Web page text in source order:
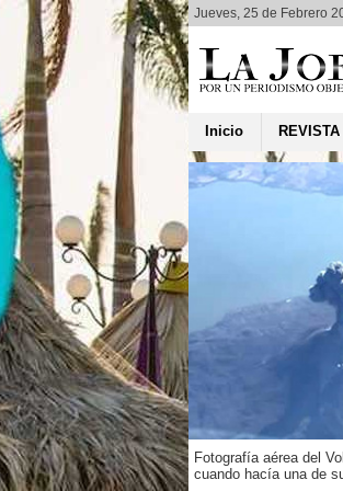
Jueves, 25 de Febrero
Inicio REVISTA
Nicaragua
de amor
Darío
Sánchez
vez a Nicaragua
Princesa Paca”, que
de amor entre el
Rubén Darío y
Fotografía aérea del
cuando hacía una de